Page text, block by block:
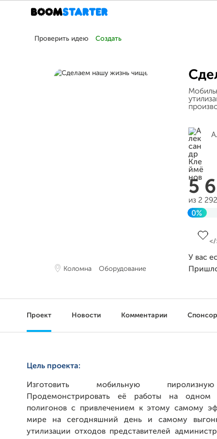
Проверить идею Создать
Коломна Оборудование
5
из 2
0%
У вас
Проект Новости Комментарии
Цель проекта:
Изготовить мобильную
Продемонстрировать её работы на
полигонов с привлечением к этому самому
мире на сегодняшний день и самому
утилизации отходов представителей